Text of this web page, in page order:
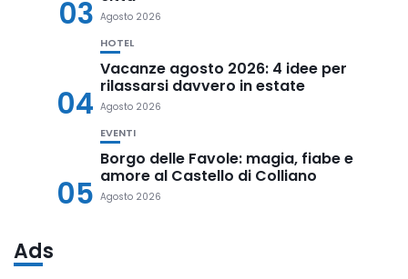
03 Agosto 2026
04
HOTEL
Vacanze agosto 2026: 4 idee per
rilassarsi davvero in estate
Agosto 2026
05
EVENTI
Borgo delle Favole: magia, fiabe e
amore al Castello di Colliano
Agosto 2026
Ads